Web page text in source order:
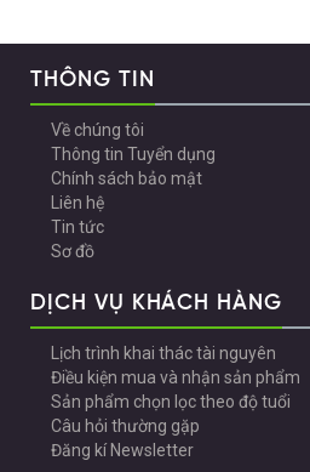
THÔNG TIN
Về chúng tôi
Thông tin Tuyển dụng
Chính sách bảo mật
Liên hệ
Tin tức
Sơ đồ
DỊCH VỤ KHÁCH HÀNG
Lịch trình khai thác tài nguyên
Điều kiện mua và nhận sản phẩm
Sản phẩm chọn lọc theo độ tuổi
Câu hỏi thường gặp
Đăng kí Newsletter